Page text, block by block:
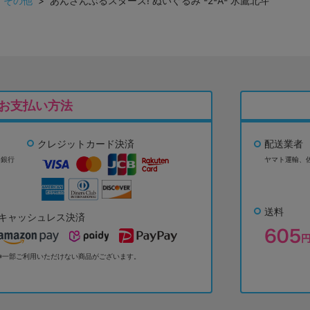
支払い方法
行
クレジットカード決済
ャッシュレス決済
一部ご利用いただけない商品がございます。
配送業者
ヤマト運輸、
送料